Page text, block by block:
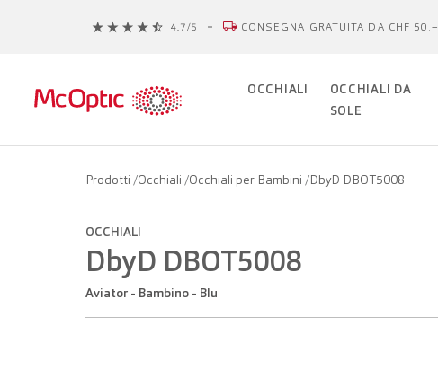
CONSEGNA GRATUITA DA CHF 50.–
OCCHIALI
OCCHIALI DA
SOLE
Prodotti /Occhiali /Occhiali per Bambini /DbyD DBOT5008
OCCHIALI
DbyD DBOT5008
Aviator - Bambino - Blu